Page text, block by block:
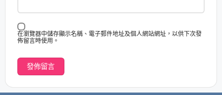
在瀏覽器中儲存顯示名稱、電子郵件地址及個人網站網址，以供下次發
佈留言時使用。